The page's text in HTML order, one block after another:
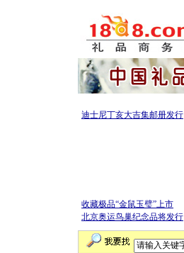
迪士尼丁亥大吉集邮册发行
收藏极品“金鼠玉璧”上市
北京奥运鸟巢纪念品将发行